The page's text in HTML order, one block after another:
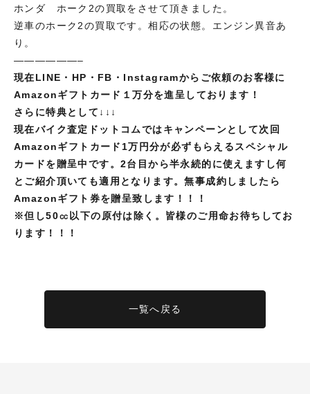
ホンダ ホーク2の買取をさせて頂きました。
逆車のホーク2の買取です。相応の状態。エンジン異音あ
り。
——————–
現在LINE・HP・FB・Instagramからご依頼のお客様に
Amazonギフトカード１万分を進呈しております！
さらに特典として↓↓↓
現在バイク査定ドットコムではキャンペーンとして次回
Amazonギフトカード1万円分が必ずもらえるスペシャル
カードを贈呈中です。2台目から半永続的に使えますし何
とご紹介頂いても適用となります。無事成約しましたら
Amazonギフト券を贈呈致します！！！
※但し50㏄以下の原付は除く。皆様のご用命お待ちしてお
ります！！！
一覧へ戻る